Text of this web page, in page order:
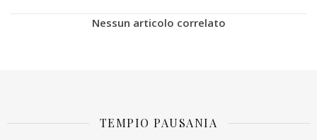
Nessun articolo correlato
TEMPIO PAUSANIA